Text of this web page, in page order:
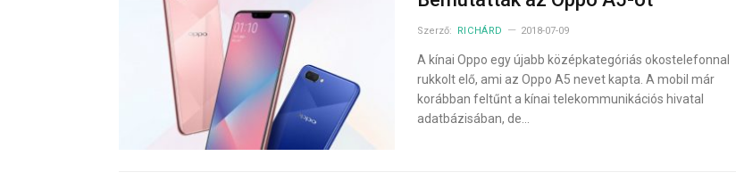
Szerző: RICHÁRD 2018-07-09
A kínai Oppo egy újabb középkategóriás okostelefonnal
rukkolt elő, ami az Oppo A5 nevet kapta. A mobil már
korábban feltűnt a kínai telekommunikációs hivatal
adatbázisában, de…